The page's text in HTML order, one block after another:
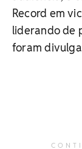
Record em
liderando de
foram